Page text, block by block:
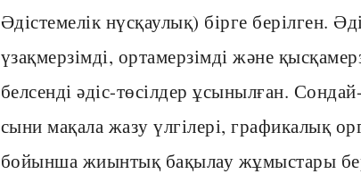
Әдістемелік нүсқаулық) бірге берілген.
үзақмерзімді, ортамерзімді және
белсенді әдіс-төсілдер ұсынылған.
сыни мақала жазу үлгілері, графикалық
бойынша жиынтық бақылау жұмыстары